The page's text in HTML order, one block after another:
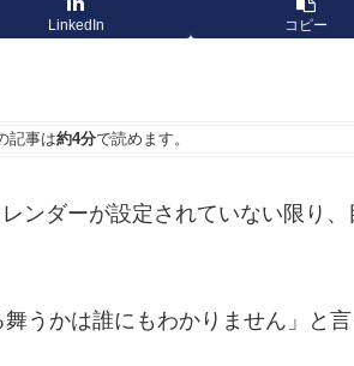
LinkedIn コピー
記事は約4分で読めます。
ンダーが設定されていない限り、
うかは誰にもわかりません」と